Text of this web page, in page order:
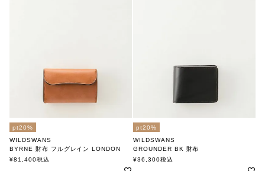
pt20%
WILDSWANS
BYRNE 財布 フルグレイン LONDON
ワイルドスワンズ
¥81,400税込
pt20%
WILDSWANS
GROUNDER BK 財布
ワイルドスワンズ
¥36,300税込